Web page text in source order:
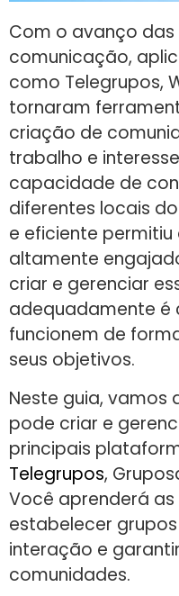
Com o avanço
comunicação,
como Telegrupos,
tornaram
criação de
trabalho e
capacidade de
diferentes locais
e eficiente
altamente
criar e gerenciar
adequadamente é
funcionem de
seus objetivos.
Neste guia,
pode criar e
principais
Telegrupos,
Você aprenderá
estabelecer
interação e
comunidades.